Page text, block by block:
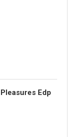
Edp